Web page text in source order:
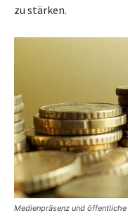
zu stärken.
Medienpräsenz und öffentliche